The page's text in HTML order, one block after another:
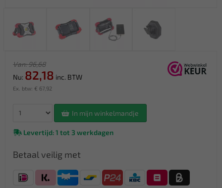
Van: 96,68
Nu: 82,18 inc. BTW
Ex. btw: € 67,92
In mijn winkelmandje
Levertijd: 1 tot 3 werkdagen
Betaal veilig met